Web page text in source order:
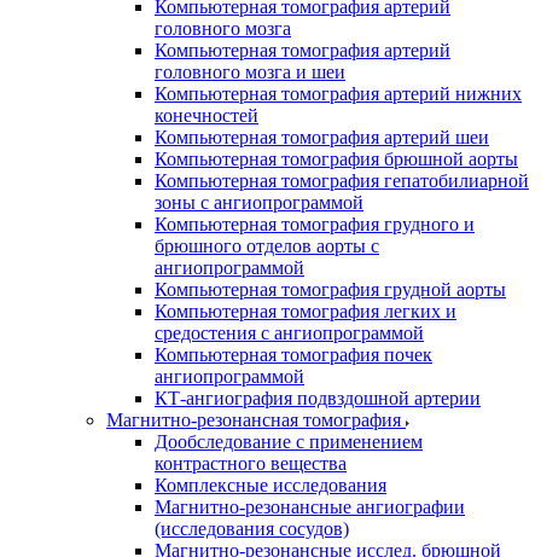
Компьютерная томография артерий
головного мозга
Компьютерная томография артерий
головного мозга и шеи
Компьютерная томография артерий нижних
конечностей
Компьютерная томография артерий шеи
Компьютерная томография брюшной аорты
Компьютерная томография гепатобилиарной
зоны с ангиопрограммой
Компьютерная томография грудного и
брюшного отделов аорты с
ангиопрограммой
Компьютерная томография грудной аорты
Компьютерная томография легких и
средостения с ангиопрограммой
Компьютерная томография почек
ангиопрограммой
КТ-ангиография подвздошной артерии
Магнитно-резонансная томография
Дообследование с применением
контрастного вещества
Комплексные исследования
Магнитно-резонансные ангиографии
(исследования сосудов)
Магнитно-резонансные исслед. брюшной